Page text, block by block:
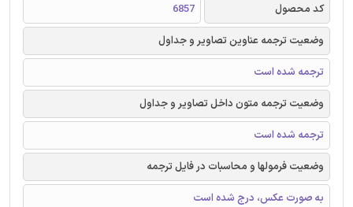
کد محصول
6857
وضعیت ترجمه عناوین تصاویر و جداول
ترجمه شده است
وضعیت ترجمه متون داخل تصاویر و جداول
ترجمه شده است
وضعیت فرمولها و محاسبات در فایل ترجمه
به صورت عکس، درج شده است